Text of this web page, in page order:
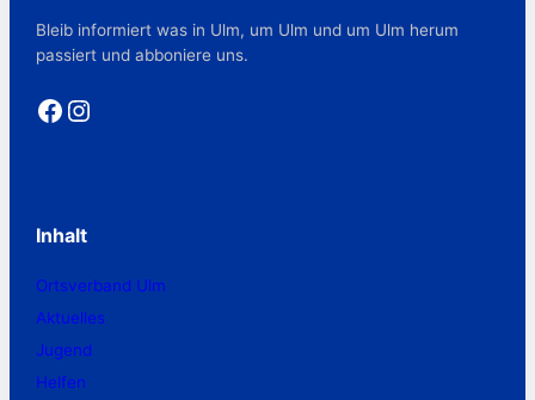
Bleib informiert was in Ulm, um Ulm und um Ulm herum
passiert und abboniere uns.
Facebook Instagram
Inhalt
Ortsverband Ulm
Aktuelles
Jugend
Helfen